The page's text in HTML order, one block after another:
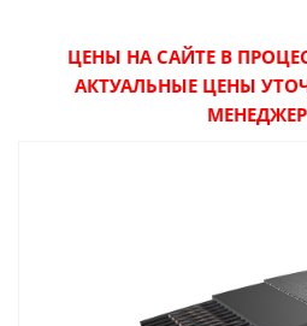
ЦЕНЫ НА САЙТЕ В
АКТУАЛЬНЫЕ ЦЕНЫ